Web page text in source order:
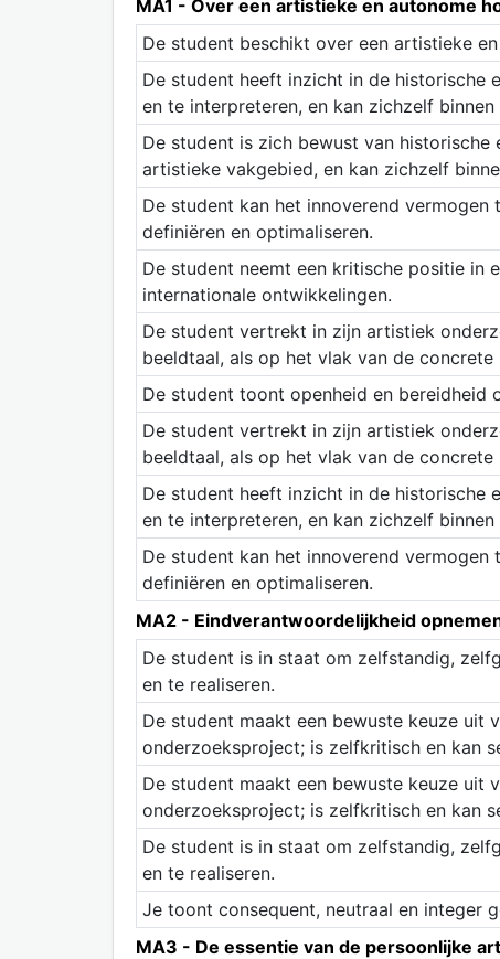
MA1 - Over een artistieke en autonome
De student beschikt over een artistieke
De student heeft inzicht in de historische
en te interpreteren, en kan zichzelf
De student is zich bewust van
artistieke vakgebied, en kan zichzelf
De student kan het innoverend
definiëren en optimaliseren.
De student neemt een kritische positie in
internationale ontwikkelingen.
De student vertrekt in zijn artistiek
beeldtaal, als op het vlak van de
De student toont openheid en bereidheid
De student vertrekt in zijn artistiek
beeldtaal, als op het vlak van de
De student heeft inzicht in de historische
en te interpreteren, en kan zichzelf
De student kan het innoverend
definiëren en optimaliseren.
MA2 - Eindverantwoordelijkheid
De student is in staat om zelfstandig,
en te realiseren.
De student maakt een bewuste keuze uit
onderzoeksproject; is zelfkritisch en kan
De student maakt een bewuste keuze uit
onderzoeksproject; is zelfkritisch en kan
De student is in staat om zelfstandig,
en te realiseren.
Je toont consequent, neutraal en integer
MA3 - De essentie van de persoonlijke